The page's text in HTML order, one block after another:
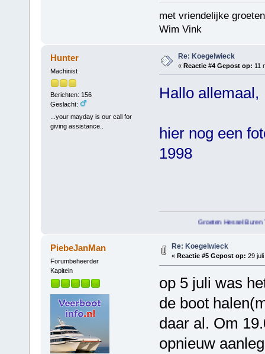
met vriendelijke
Wim Vink
Hunter
Machinist
Berichten: 156
Geslacht:
...your mayday is our call for
giving assistance..
Re: Koegelwieck
« Reactie #4 Gepost op: 11
Hallo allemaal,
hier nog een
1998
Groeten Hessel Buren Terschelling
PiebeJanMan
Forumbeheerder
Kapitein
Re: Koegelwieck
« Reactie #5 Gepost op: 29
op 5 juli was
de boot
daar al. Om
opnieuw